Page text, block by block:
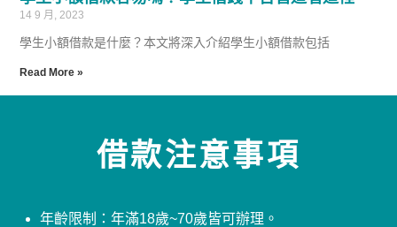
14 9 月, 2023
學生小額借款是什麼？本文將深入介紹學生小額借款包括
Read More »
借款注意事項
年齡限制：年滿18歲~70歲皆可辦理。